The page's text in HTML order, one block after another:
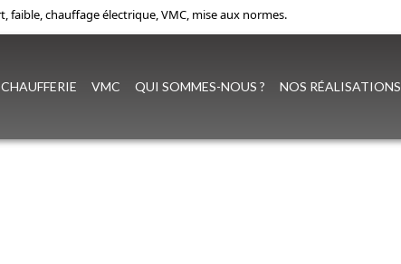
faible, chauffage électrique, VMC, mise aux normes.
CHAUFFERIE VMC QUI SOMMES-NOUS ? NOS RÉALISATIONS